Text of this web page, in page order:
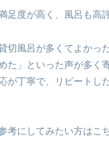
足度が高く、風呂も高
切風呂が多くてよかっ
た」といった声が多く
が丁寧で、リピートし
考にしてみたい方はこ